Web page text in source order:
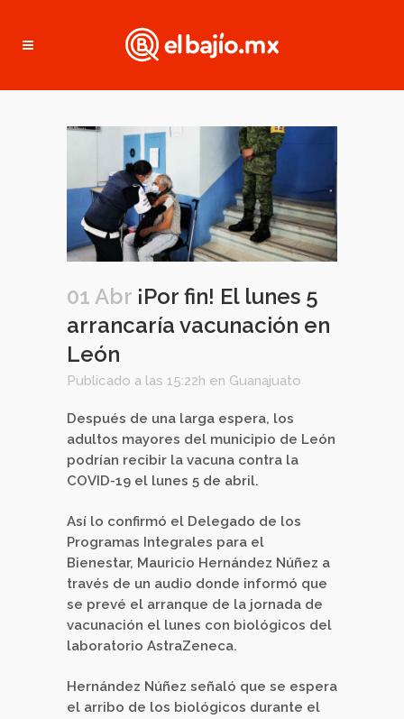
01 Abr ¡Por fin! El lunes 5
arrancaría vacunación en
León
Publicado a las 15:22h en Guanajuato
Después de una larga espera, los
adultos mayores del municipio de León
podrían recibir la vacuna contra la
COVID-19 el lunes 5 de abril.
Así lo confirmó el Delegado de los
Programas Integrales para el
Bienestar, Mauricio Hernández Núñez a
través de un audio donde informó que
se prevé el arranque de la jornada de
vacunación el lunes con biológicos del
laboratorio AstraZeneca.
Hernández Núñez señaló que se espera
el arribo de los biológicos durante el